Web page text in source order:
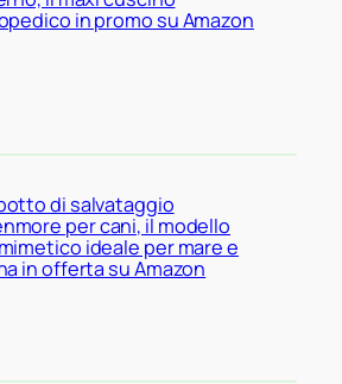
in promo su Amazon
di salvataggio
per cani, il modello
ideale per mare e
in offerta su Amazon